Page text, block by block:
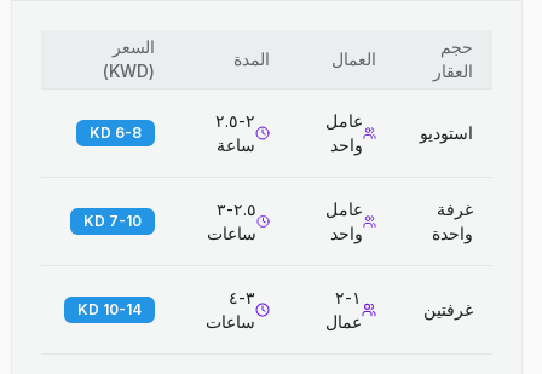
حجم
العقار
العمال المدة
السعر
(
KWD
)
استوديو
عامل
واحد
٢-٢.٥
ساعة
6-8 KD
غرفة
واحدة
عامل
واحد
٢.٥-٣
ساعات
7-10 KD
غرفتين
١-٢
عمال
٣-٤
ساعات
10-14 KD